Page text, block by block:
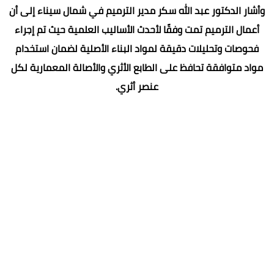
وأشار الدكتور عبد الله سكر مدير الترميم في شمال سيناء إلى أن
أعمال الترميم تمت وفقًا لأحدث الأساليب العلمية حيث تم إجراء
فحوصات وتحليلات دقيقة لمواد البناء الأصلية لضمان استخدام
مواد متوافقة تحافظ على الطابع الأثري والأصالة المعمارية لكل
عنصر أثري.